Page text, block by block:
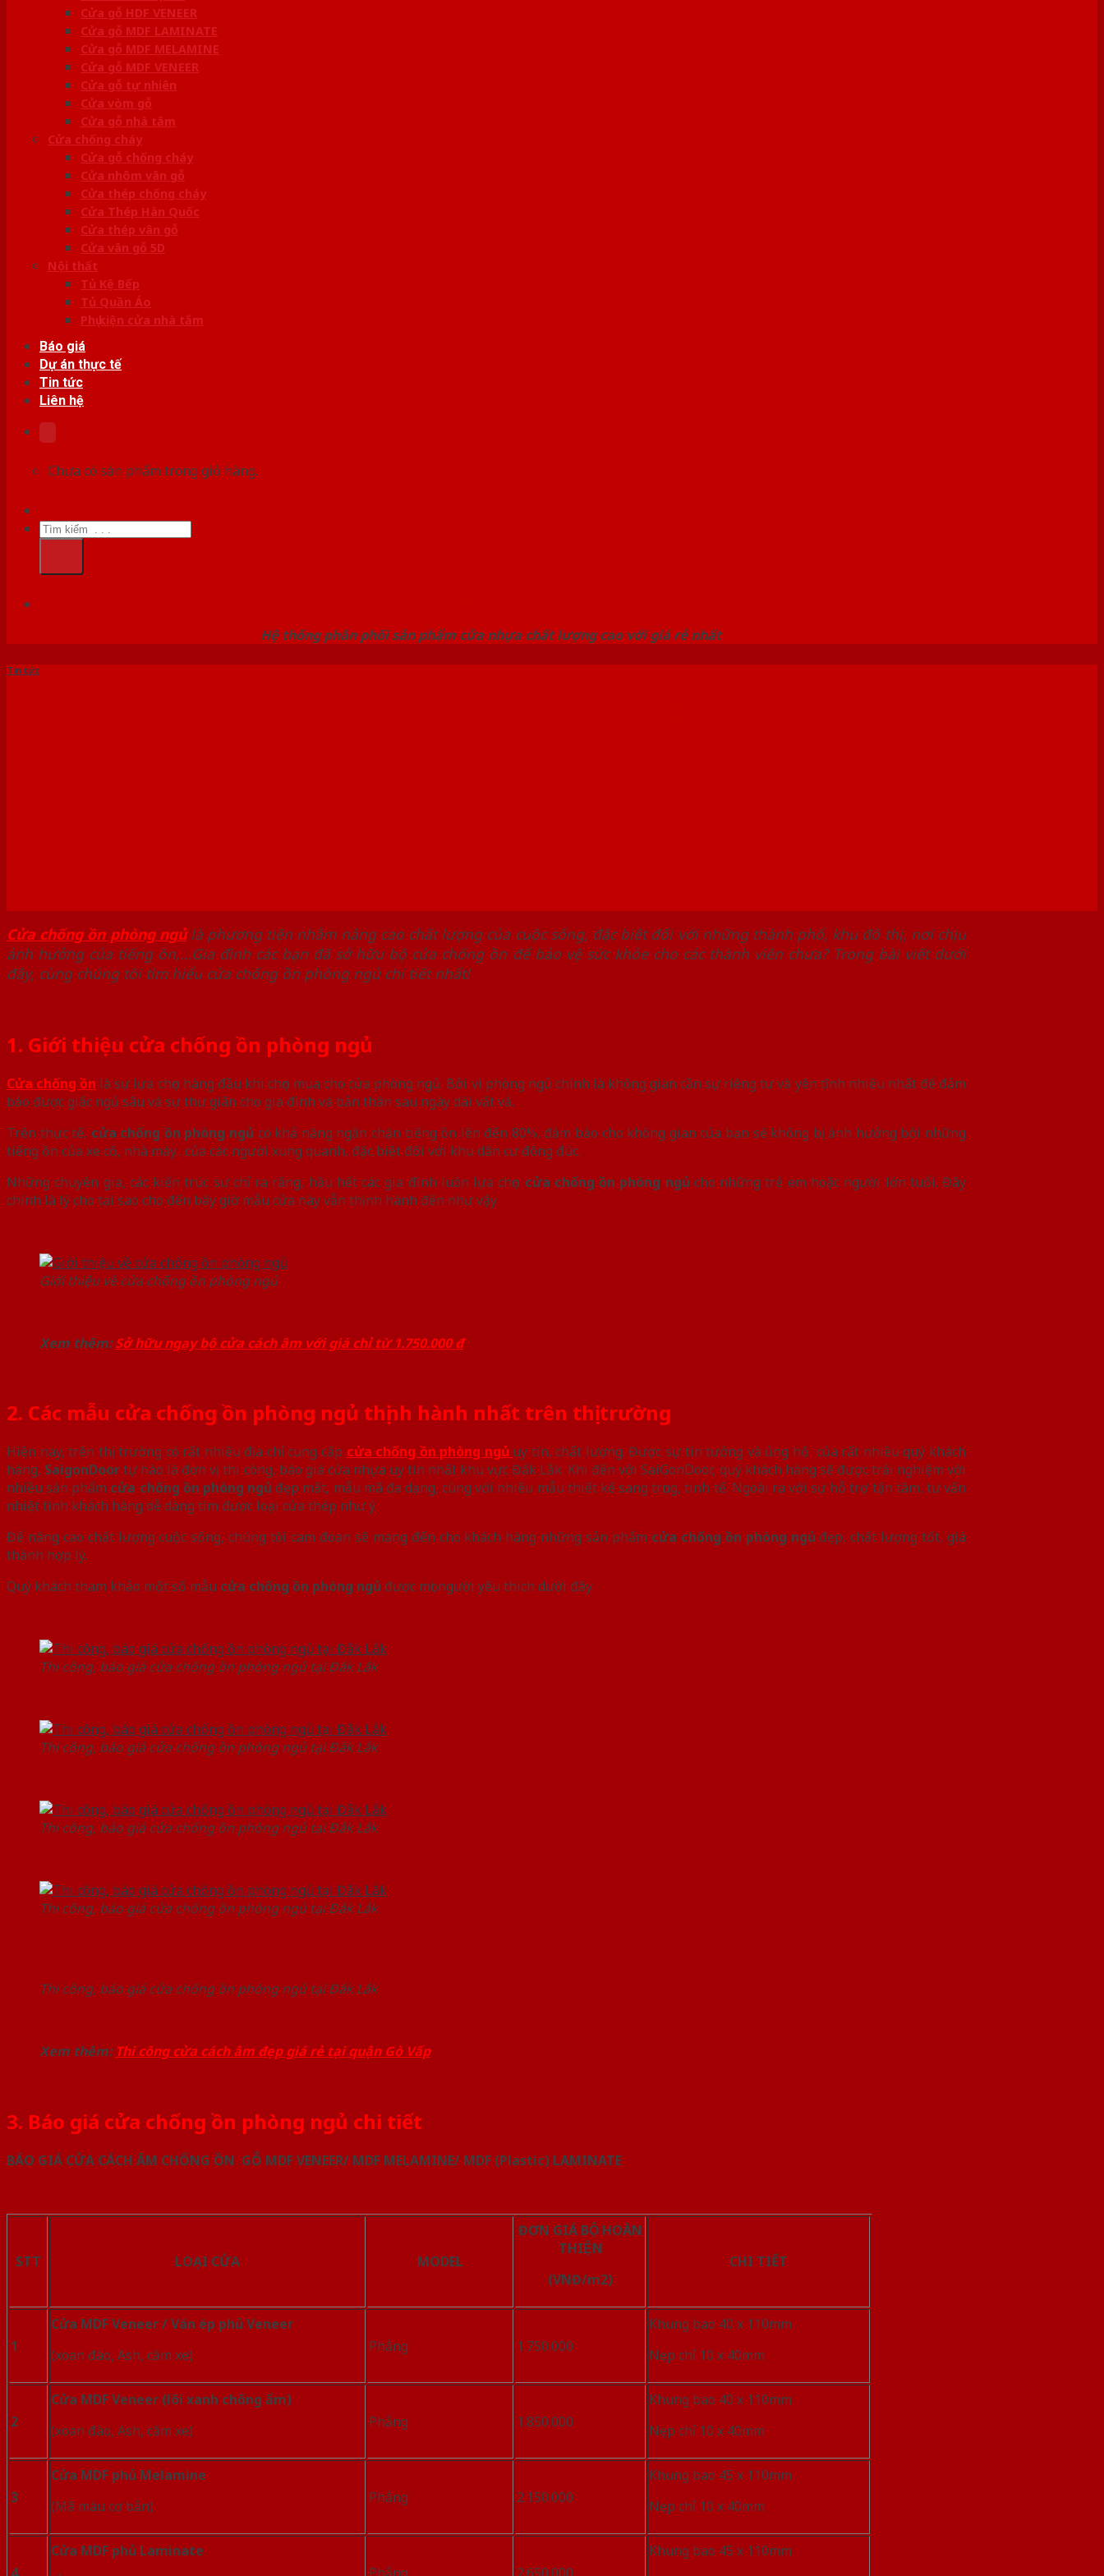
Cửa gỗ HDF VENEER
Cửa gỗ MDF LAMINATE
Cửa gỗ MDF MELAMINE
Cửa gỗ MDF VENEER
Cửa gỗ tự nhiên
Cửa vòm gỗ
Cửa gỗ nhà tắm
Cửa chống cháy
Cửa gỗ chống cháy
Cửa nhôm vân gỗ
Cửa thép chống cháy
Cửa Thép Hàn Quốc
Cửa thép vân gỗ
Cửa vân gỗ 5D
Nội thất
Tủ Kệ Bếp
Tủ Quần Áo
Phụ kiện cửa nhà tắm
Báo giá
Dự án thực tế
Tin tức
Liên hệ
Chưa có sản phẩm trong giỏ hàng.
Tìm
kiếm:
Hệ thống phân phối sản phẩm cửa nhựa chất lượng cao với giá rẻ nhất
Tin tức
Cửa chống ồn phòng ngủlà phương tiện nhằm nâng cao chất lượng của cuộc sống, đặc biệt đối với những thành phố, khu đô thị, nơi chịu
ảnh hưởng của tiếng ồn,…Gia đình các bạn đã sở hữu bộ cửa chống ồn để bảo vệ sức khỏe cho các thành viên chưa? Trong bài viết dưới
đây, cùng chúng tôi tìm hiểu cửa chống ồn phòng ngủ chi tiết nhất!
1. Giới thiệu cửa chống ồn phòng ngủ
Cửa chống ồn là sự lựa chọn hàng đầu khi chọn mua cho cửa phòng ngủ. Bởi vì phòng ngủ chính là không gian cần sự riêng tư và yên tĩnh nhiều nhất để đảm
bảo được giấc ngủ sâu và sự thư giãn cho gia đình và bản thân sau ngày dài vất vả.
Trên thực tế, cửa chống ồn phòng ngủ có khả năng ngăn chặn tiếng ồn lên đến 80%, đảm bảo cho không gian của bạn sẽ không bị ảnh hưởng bởi những
tiếng ồn của xe cộ, nhà máy…của các người xung quanh, đặc biệt đối với khu dân cư đông đúc.
Những chuyên gia, các kiến trúc sư chỉ ra rằng, hầu hết các gia đình luôn lựa chọn cửa chống ồn phòng ngủ cho những trẻ em hoặc người lớn tuổi. Đây
chính là lý cho tại sao cho đến bây giờ mẫu cửa này vẫn thịnh hành đến như vậy.
Giới thiệu về cửa chống ồn phòng ngủ
Xem thêm:Sở hữu ngay bộ cửa cách âm với giá chỉ từ 1.750.000 đ
2. Các mẫu cửa chống ồn phòng ngủ thịnh hành nhất trên thị trường
Hiện nay, trên thị trường có rất nhiều địa chỉ cung cấp cửa chống ồn phòng ngủ uy tín, chất lượng. Được sự tin tưởng và ủng hộ của rất nhiều quý khách
hàng, SaigonDoortự hào là đơn vị thi công, báo giá cửa nhựa uy tín nhất khu vực Đắk Lắk. Khi đến với SaiGonDoor, quý khách hàng sẽ được trải nghiệm với
nhiều sản phẩm cửa chống ồn phòng ngủ đẹp mắt, mẫu mã đa dạng, cùng với nhiều mẫu thiết kế sang trọng, tinh tế. Ngoài ra với sự hỗ trợ tận tâm, tư vấn
nhiệt tình khách hàng dễ dàng tìm được loại cửa thép như ý.
Để nâng cao chất lượng cuộc sống, chúng tôi cam đoan sẽ mang đến cho khách hàng những sản phẩm cửa chống ồn phòng ngủ đẹp, chất lượng tốt, giá
thành hợp lý.
Quý khách tham khảo một số mẫu cửa chống ồn phòng ngủ được mọi người yêu thích dưới đây.
Thi công, báo giá cửa chống ồn phòng ngủ tại Đắk Lắk
Thi công, báo giá cửa chống ồn phòng ngủ tại Đắk Lắk
Thi công, báo giá cửa chống ồn phòng ngủ tại Đắk Lắk
Thi công, báo giá cửa chống ồn phòng ngủ tại Đắk Lắk
Thi công, báo giá cửa chống ồn phòng ngủ tại Đắk Lắk
Xem thêm: Thi công cửa cách âm đẹp giá rẻ tại quận Gò Vấp
3. Báo giá cửa chống ồn phòng ngủ chi tiết
BÁO GIÁ CỬA CÁCH ÂM CHỐNG ỒN GỖ MDF VENEER/ MDF MELAMINE/ MDF (Plastic) LAMINATE
STT LOẠI CỬA MODEL
ĐƠN GIÁ BỘ HOÀN
THIỆN
(VNĐ/m2)
CHI TIẾT
1
Cửa MDF Veneer / Ván ép phủ Veneer
(xoan đào, Ash, căm xe)
Phẳng 1.750.000
Khung bao 40 x 110mm
Nẹp chỉ 10 x 40mm
2
Cửa MDF Veneer (lõi xanh chống ẩm)
(xoan đào, Ash, căm xe)
Phẳng 1.850.000
Khung bao 40 x 110mm
Nẹp chỉ 10 x 40mm
3
Cửa MDF phủ Melamine
(Mã màu cơ bản)
Phẳng 2.150.000
Khung bao 45 x 110mm
Nẹp chỉ 10 x 40mm
Cửa MDF phủ Laminate
Khung bao 45 x 110mm